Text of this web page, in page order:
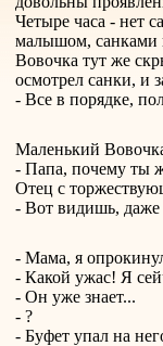
Четыре часа - нет
малышом, санками
Вовочка тут же
осмотрел санки, и
- Все в порядке,
Маленький
- Папа, почему ты
Отец с
- Вот видишь, даже
- Мама, я
- Какой ужас! Я
- Он уже знает...
- ?
- Буфет упал на